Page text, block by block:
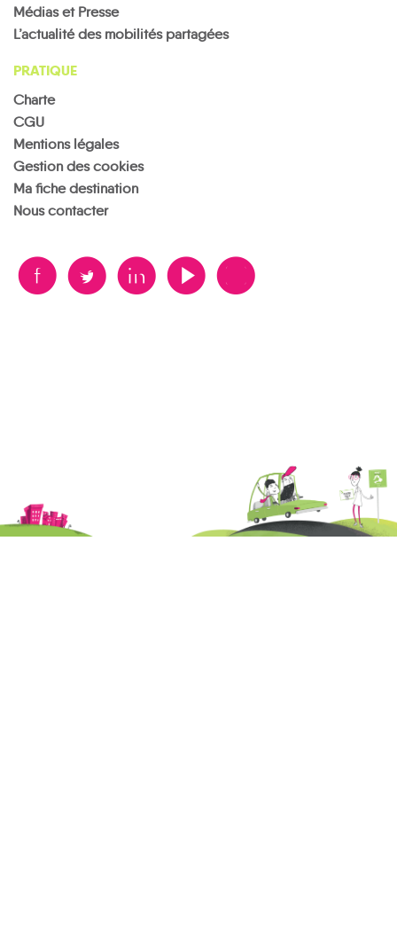
Médias et Presse
L’actualité des mobilités partagées
PRATIQUE
Charte
CGU
Mentions légales
Gestion des cookies
Ma fiche destination
Nous contacter
B A D F V